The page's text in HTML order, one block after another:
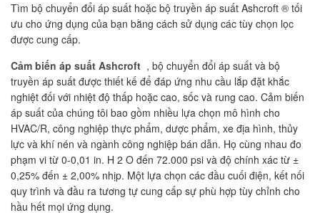
Tìm bộ chuyển đổi áp suất hoặc bộ truyền áp suất Ashcroft ® tối
ưu cho ứng dụng của bạn bằng cách sử dụng các tùy chọn lọc
được cung cấp.
Cảm biến áp suất Ashcroft , bộ chuyển đổi áp suất và bộ
truyền áp suất được thiết kế để đáp ứng nhu cầu lắp đặt khắc
nghiệt đối với nhiệt độ thấp hoặc cao, sốc và rung cao. Cảm biến
áp suất của chúng tôi bao gồm nhiều lựa chọn mô hình cho
HVAC/R, công nghiệp thực phẩm, dược phẩm, xe địa hình, thủy
lực và khí nén và ngành công nghiệp bán dẫn. Họ cùng nhau đo
phạm vi từ 0-0,01 in. H 2 O đến 72.000 psi và độ chính xác từ ±
0,25% đến ± 2,00% nhịp. Một lựa chọn các đầu cuối điện, kết nối
quy trình và đầu ra tương tự cung cấp sự phù hợp tùy chỉnh cho
hầu hết mọi ứng dụng.